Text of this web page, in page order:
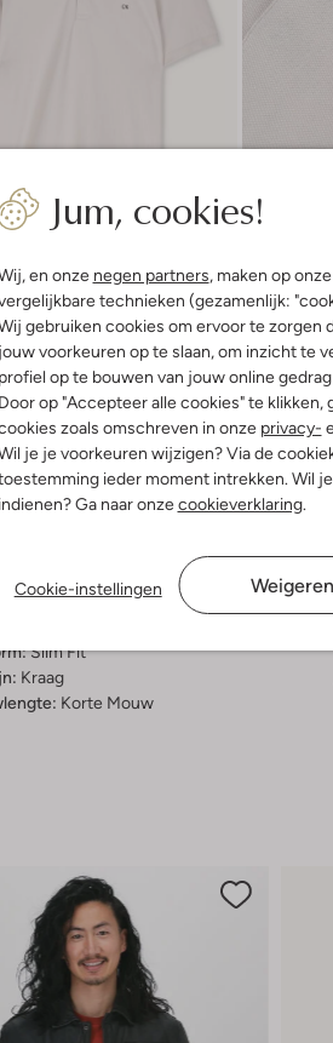
Jum, cookies!
en onze negen partners, maken op
technieken (gezamenlijk:
gebruiken cookies om ervoor te
jouw voorkeuren op te slaan, om inzicht te
profiel op te bouwen van jouw online
Door op "Accepteer alle cookies" te klikken,
zoals omschreven in onze privacy-
je je voorkeuren wijzigen? Via de
ieder moment intrekken. Wil
indienen? Ga naar onzecookieverklaring.
Cookie-instellingen Weigeren
Bezorgen &
& Pasvorm
4% Elastaan
Slim Fit
Kraag
Korte Mouw